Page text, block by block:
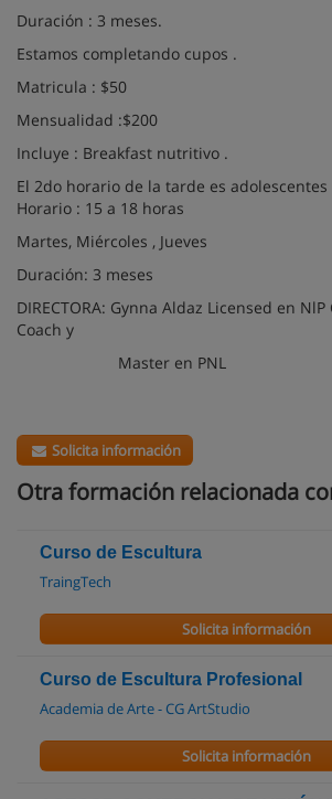
Duración : 3 meses.
Estamos completando cupos .
Matricula : $50
Mensualidad :$200
Incluye : Breakfast nutritivo .
El 2do horario de la tarde es adolescentes
Horario : 15 a 18 horas
Martes, Miércoles , Jueves
Duración: 3 meses
DIRECTORA: Gynna Aldaz Licensed en
Coach y
Master en PNL
Solicita información
Otra formación relacionada
Curso de Escultura
TraingTech
Solicita información
Curso de Escultura Profesional
Academia de Arte - CG ArtStudio
Solicita información